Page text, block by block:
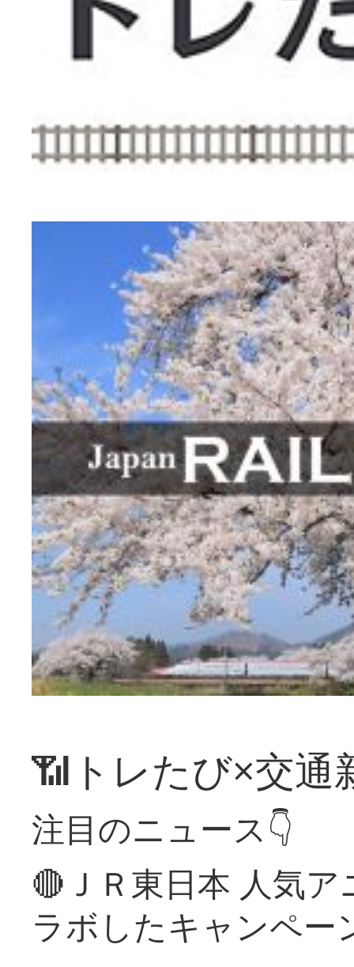
📶トレたび×交通
注目のニュース👇
🔴ＪＲ東日本 人気
ラボしたキャンペー